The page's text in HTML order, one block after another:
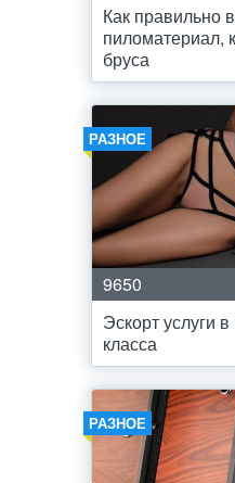
Как правильно
пиломатериал,
бруса
РАЗНОЕ
9650
Эскорт услуги
класса
РАЗНОЕ